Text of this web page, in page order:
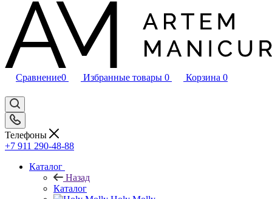
Сравнение0 Избранные товары 0 Корзина 0
Телефоны
+7 911 290-48-88
Каталог
Назад
Каталог